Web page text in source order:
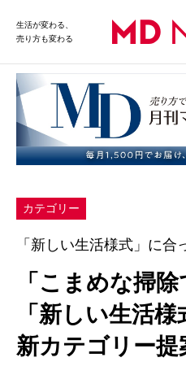
生活が変わる、
売り方も変わる
カテゴリー
「新しい生活様式」に合
「こまめな掃除
「新しい生活
新カテゴリー提